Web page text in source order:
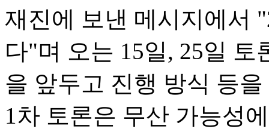
재진에 보낸 메시지에서
다"며 오는 15일, 25일
을 앞두고 진행 방식 등
1차 토론은 무산 가능성